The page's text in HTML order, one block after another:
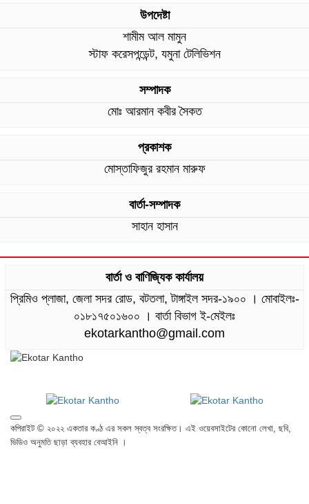
উপদেষ্টা
শামীম আল মামুন
স্টাফ করেসপন্ডেন্ট, যমুনা টেলিভিশন
সম্পাদক
মোঃ আরমান কবীর সৈকত
প্রকাশক
মোস্তাফিজুর রহমান মারুফ
বার্তা-সম্পাদক
সাহান হাসান
বার্তা ও বাণিজ্যিক কার্যালয়
প্রিমিও প্লাজা, জেলা সদর রোড, বটতলা, টাঙ্গাইল সদর-১৯০০ । মোবাইলঃ-
০১৮১৭৫০১৬০০ । বার্তা বিভাগ ই-মেইলঃ
ekotarkantho@gmail.com
কপিরাইট © ২০২২ একতার কণ্ঠ এর সকল স্বত্ব সংরক্ষিত। এই ওয়েবসাইটের কোনো লেখা, ছবি,
ভিডিও অনুমতি ছাড়া ব্যবহার বেআইনি ।